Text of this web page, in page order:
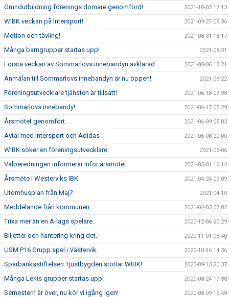
Grundutbildning förenings domare genomförd! 2021-10-02 17:13
WIBK veckan på Intersport! 2021-09-27 05:36
Motion och tävling! 2021-08-31 18:17
Många barngrupper startas upp! 2021-08-31
Första veckan av Sommarlovs innebandyn avklarad. 2021-08-06 13:21
Anmälan till Sommarlovs innebandyn är nu öppen! 2021-06-22
Föreningsutvecklare tjänsten är tillsatt! 2021-06-18 07:38
Sommarlovs innebandy! 2021-06-17 05:29
Årsmötet genomfört. 2021-06-09 05:03
Avtal med Intersport och Adidas 2021-06-08 20:00
WIBK söker en föreningsutvecklare 2021-05-06
Valberedningen informerar inför årsmötet. 2021-05-01 16:14
Årsmöte i Westerviks IBK 2021-04-24 09:09
Utomhusplan från Maj? 2021-04-10
Meddelande från kommunen. 2021-04-03 07:02
Trixa mer än en A-lags spelare. 2020-12-06 20:29
Biljetter och hantering kring det. 2020-11-01 08:40
USM P16 Grupp spel i Västervik. 2020-10-16 14:36
Sparbanksstiftelsen Tjustbygden stöttar WIBK! 2020-09-13 20:37
Många Lekis grupper startas upp! 2020-08-24 17:38
Semestern är över, nu kör vi igång igen! 2020-08-09 13:48